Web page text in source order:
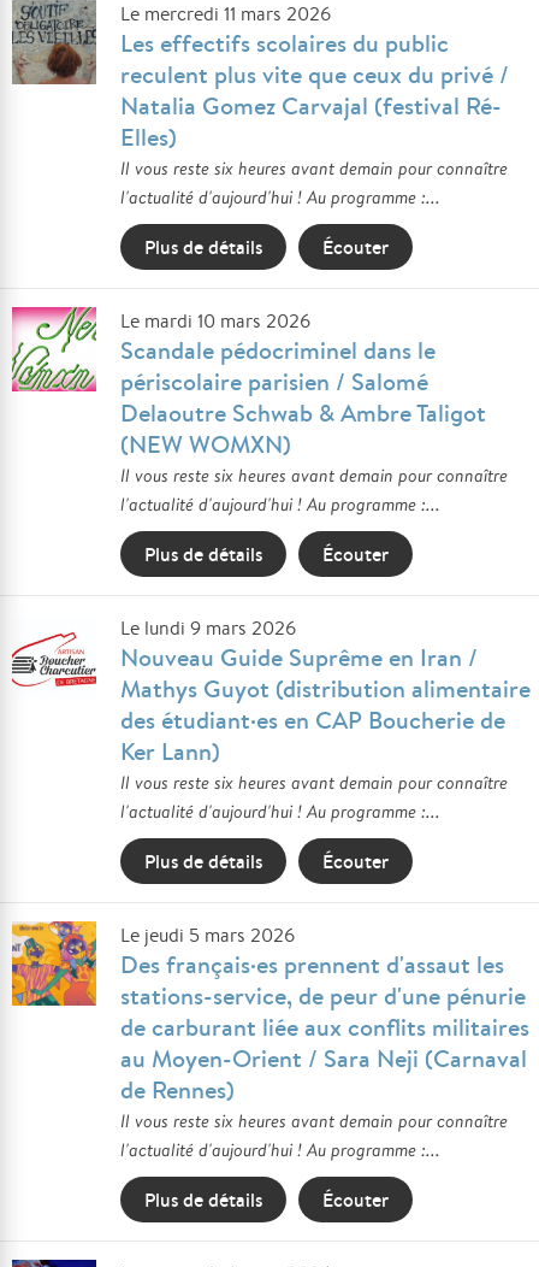
Le mercredi 11 mars 2026
Les effectifs scolaires du public
reculent plus vite que ceux du privé /
Natalia Gomez Carvajal (festival Ré-
Elles)
Il vous reste six heures avant demain pour connaître
l'actualité d'aujourd'hui ! Au programme :...
Plus de détails Écouter
Le mardi 10 mars 2026
Scandale pédocriminel dans le
périscolaire parisien / Salomé
Delaoutre Schwab & Ambre Taligot
(NEW WOMXN)
Il vous reste six heures avant demain pour connaître
l'actualité d'aujourd'hui ! Au programme :...
Plus de détails Écouter
Le lundi 9 mars 2026
Nouveau Guide Suprême en Iran /
Mathys Guyot (distribution alimentaire
des étudiant·es en CAP Boucherie de
Ker Lann)
Il vous reste six heures avant demain pour connaître
l'actualité d'aujourd'hui ! Au programme :...
Plus de détails Écouter
Le jeudi 5 mars 2026
Des français·es prennent d'assaut les
stations-service, de peur d'une pénurie
de carburant liée aux conflits militaires
au Moyen-Orient / Sara Neji (Carnaval
de Rennes)
Il vous reste six heures avant demain pour connaître
l'actualité d'aujourd'hui ! Au programme :...
Plus de détails Écouter